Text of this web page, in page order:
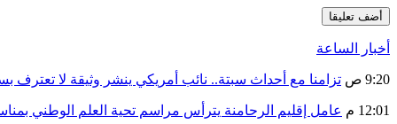
أخبار الساعة
9:20 ص تزامنا مع أحداث سبتة.. نائب أمريكي ينشر وثيقة لا تعترف
12:01 م عامل إقليم الرحامنة يترأس مراسم تحية العلم الوطني